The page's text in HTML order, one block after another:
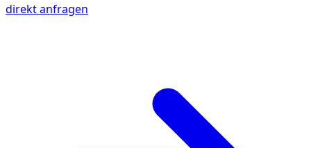
direkt anfragen